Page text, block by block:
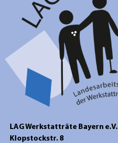
LAG Werkstatträte Bayern e.V.
Klopstockstr. 8